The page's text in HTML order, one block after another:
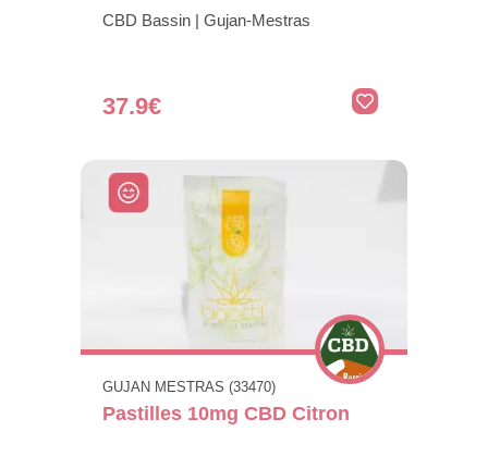
CBD Bassin | Gujan-Mestras
37.9€
GUJAN MESTRAS (33470)
Pastilles 10mg CBD Citron